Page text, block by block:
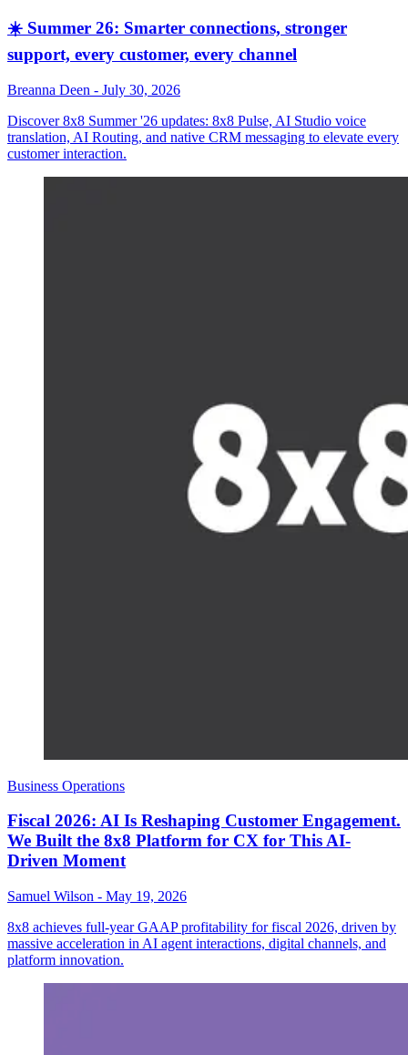
☀️ Summer 26: Smarter connections, stronger
support, every customer, every channel
Breanna Deen - July 30, 2026
Discover 8x8 Summer '26 updates: 8x8 Pulse, AI Studio voice
translation, AI Routing, and native CRM messaging to elevate every
customer interaction.
Business Operations
Fiscal 2026: AI Is Reshaping Customer Engagement.
We Built the 8x8 Platform for CX for This AI-
Driven Moment
Samuel Wilson - May 19, 2026
8x8 achieves full-year GAAP profitability for fiscal 2026, driven by
massive acceleration in AI agent interactions, digital channels, and
platform innovation.